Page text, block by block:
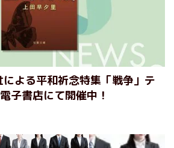
よる平和祈念特集「戦争」テ
子書店にて開催中！